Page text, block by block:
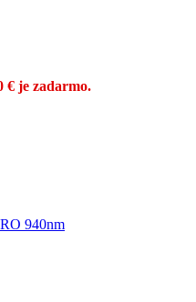
€ je zadarmo.
940nm